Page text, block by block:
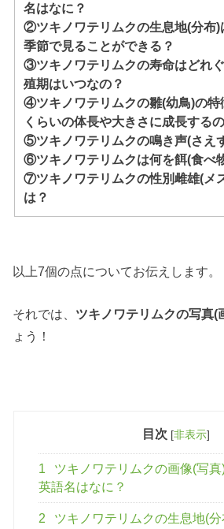
名はなに？
②ツキノワテリムクの生息地(分布)
季節で見ることができる？
③ツキノワテリムクの寿命はどれ
殖期はいつなの？
④ツキノワテリムクの雛(幼鳥)の特
くらいの体長や大きさに成長する
⑤ツキノワテリムクの鳴き声(さえ
⑥ツキノワテリムクは何を餌(食べ
⑦ツキノワテリムクの性別雌雄(メ
は？
以上7個の点についてお伝えします。
それでは、 ツキノワテリムクの写真(
ょう！
目次 [非表示]
1
ツキノワテリムクの画像(写真
英語名はなに？
2
ツキノワテリムクの生息地(分